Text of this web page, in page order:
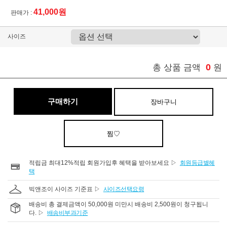
판매가 : 41,000원
사이즈
총 상품 금액 0 원
구매하기 장바구니
찜♡
적립금 최대12%적립 회원가입후 혜택을 받아보세요 ▷
회원등급별혜
택
빅앤조이 사이즈 기준표 ▷ 사이즈선택요령
배송비 총 결제금액이 50,000원 미만시 배송비 2,500원이 청구됩니
다. ▷ 배송비부과기준